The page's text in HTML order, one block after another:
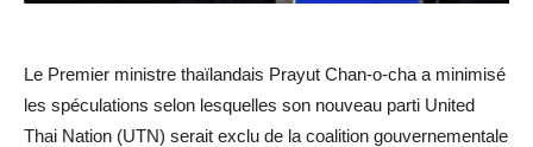
Le Premier ministre thaïlandais Prayut Chan-o-cha a minimisé
les spéculations selon lesquelles son nouveau parti United
Thai Nation (UTN) serait exclu de la coalition gouvernementale